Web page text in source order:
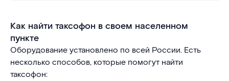
Как найти таксофон в своем населенном
пункте
Оборудование установлено по всей России. Есть
несколько способов, которые помогут найти
таксофон: